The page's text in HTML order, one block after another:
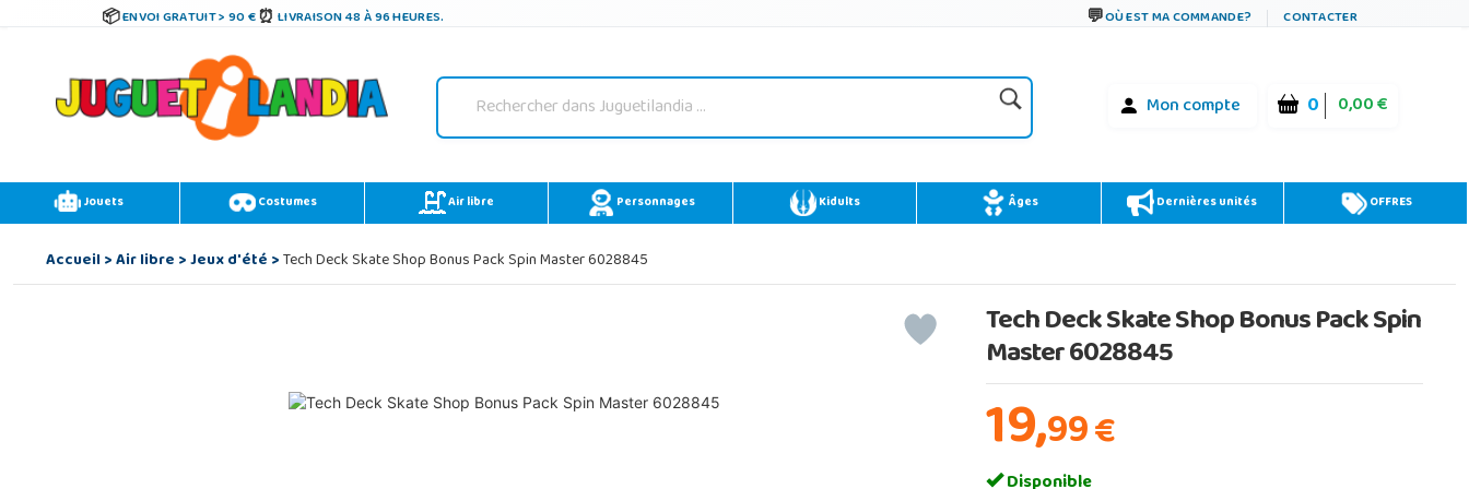
ENVOI GRATUIT > 90 € LIVRAISON 48 À 96 HEURES. OÙ EST MA COMMANDE? CONTACTER
Mon compte 0 0,00 €
Jouets Costumes Air libre Personnages Kidults Âges Dernières unités OFFRES
Accueil>Air libre>Jeux d'été>Tech Deck Skate Shop Bonus Pack Spin Master 6028845
Tech Deck Skate Shop Bonus Pack Spin
Master 6028845
19,99€